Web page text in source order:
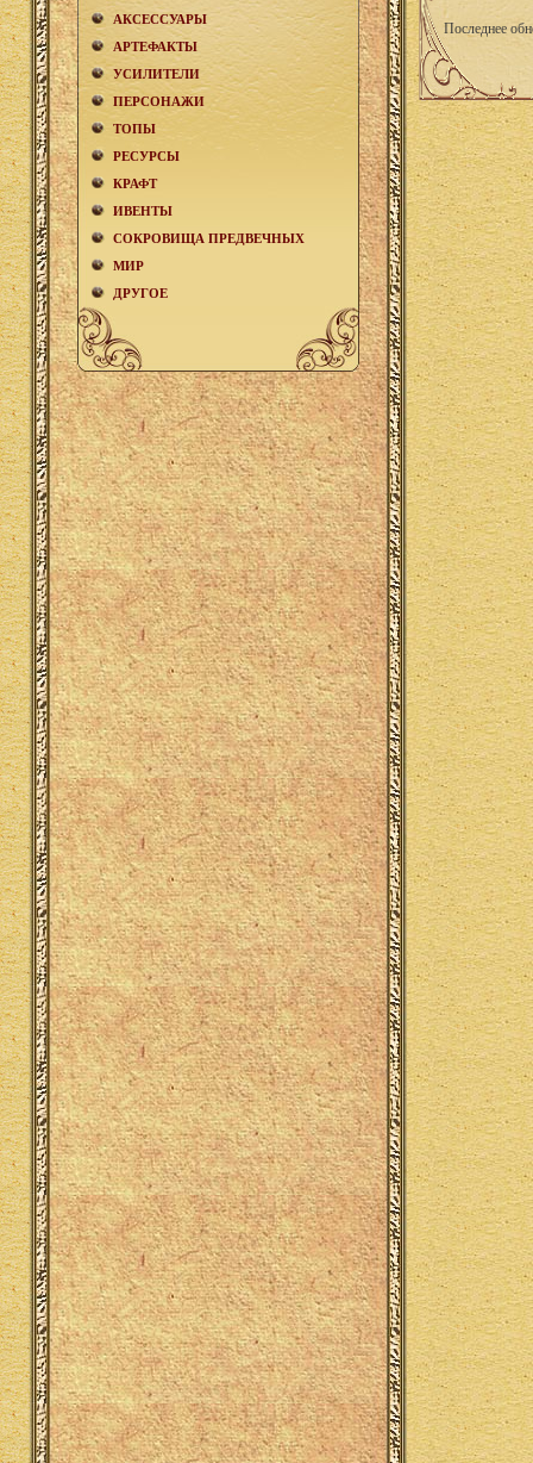
АКCЕСCУАРЫ
АРТЕФАКТЫ
УСИЛИТЕЛИ
ПЕРСОНАЖИ
ТОПЫ
РЕСУРСЫ
КРАФТ
ИВЕНТЫ
СОКРОВИЩА ПРЕДВЕЧНЫХ
МИР
ДРУГОЕ
Последнее